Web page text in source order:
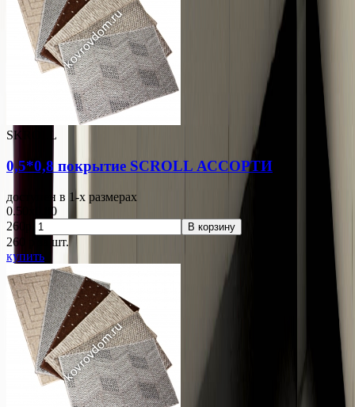
SKROLL
0,5*0,8 покрытие SCROLL АССОРТИ
доступен в 1-x размерах
0.50x0.80
260р.
В корзину
260
за шт.
купить